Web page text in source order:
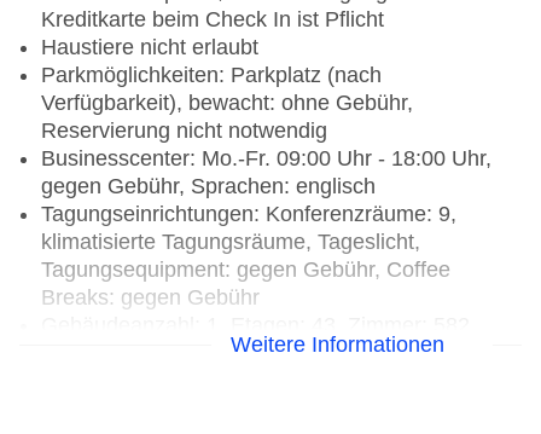
Kreditkarte beim Check In ist Pflicht
Haustiere nicht erlaubt
Parkmöglichkeiten: Parkplatz (nach
Verfügbarkeit), bewacht: ohne Gebühr,
Reservierung nicht notwendig
Businesscenter: Mo.-Fr. 09:00 Uhr - 18:00 Uhr,
gegen Gebühr, Sprachen: englisch
Tagungseinrichtungen: Konferenzräume: 9,
klimatisierte Tagungsräume, Tageslicht,
Tagungsequipment: gegen Gebühr, Coffee
Breaks: gegen Gebühr
Landeskategorie: 4,5 SterneWeitere Informationen